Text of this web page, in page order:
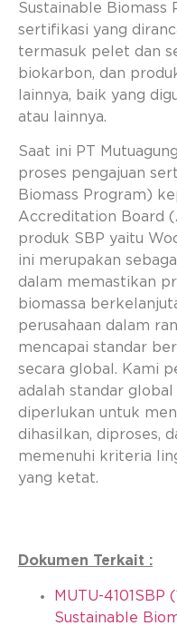
Sustainable Biomass
sertifikasi yang
termasuk pelet dan
biokarbon, dan
lainnya, baik yang
atau lainnya.
Saat ini PT
proses pengajuan
Biomass Program)
Accreditation Board
produk SBP yaitu
ini merupakan
dalam memastikan
biomassa
perusahaan dalam
mencapai standar
secara global. Kami
adalah standar
diperlukan untuk
dihasilkan, diproses,
memenuhi kriteria
yang ketat.
Dokumen Terkait :
MUTU-
Sustainable